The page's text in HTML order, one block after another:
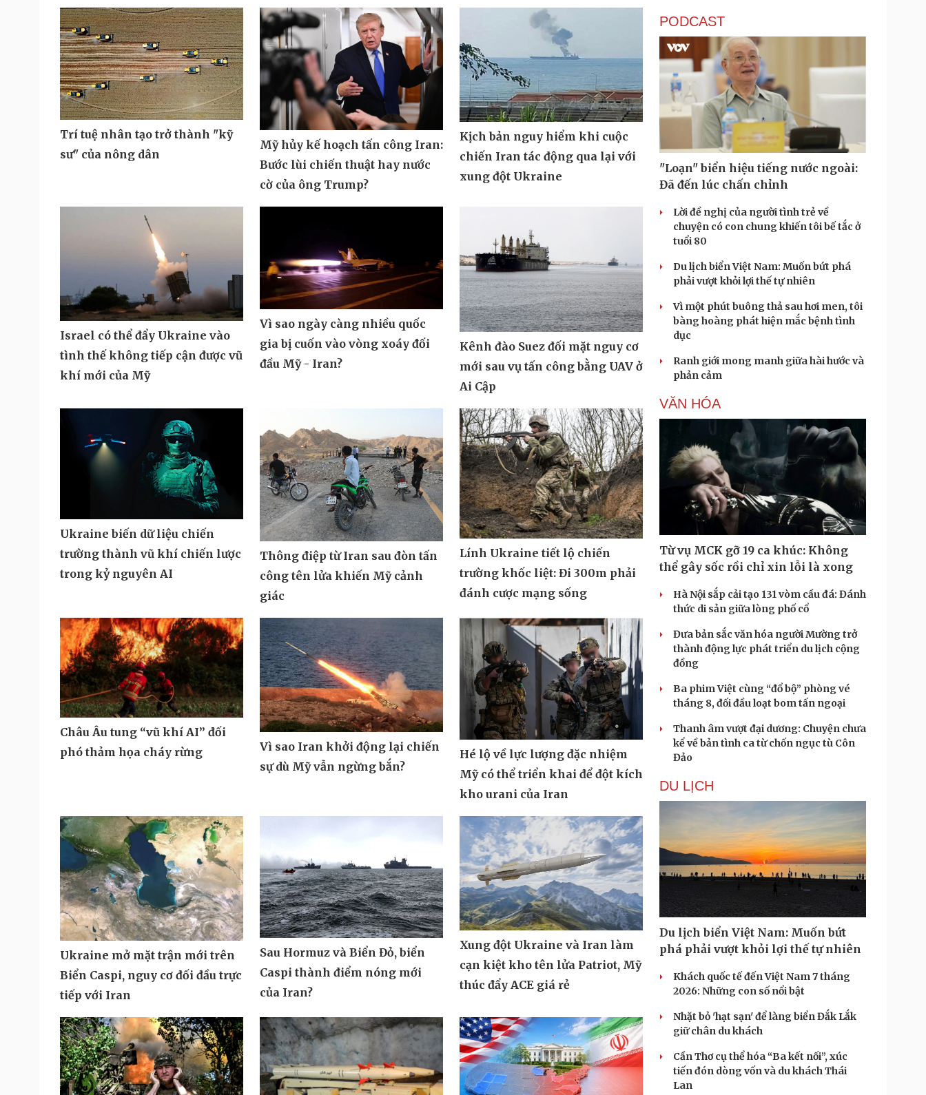
Trí tuệ nhân tạo trở thành "kỹ
sư" của nông dân
Mỹ hủy kế hoạch tấn công Iran:
Bước lùi chiến thuật hay nước
cờ của ông Trump?
Kịch bản nguy hiểm khi cuộc
chiến Iran tác động qua lại với
xung đột Ukraine
Israel có thể đẩy Ukraine vào
tình thế không tiếp cận được vũ
khí mới của Mỹ
Vì sao ngày càng nhiều quốc
gia bị cuốn vào vòng xoáy đối
đầu Mỹ - Iran?
Kênh đào Suez đối mặt nguy cơ
mới sau vụ tấn công bằng UAV ở
Ai Cập
Ukraine biến dữ liệu chiến
trường thành vũ khí chiến lược
trong kỷ nguyên AI
Thông điệp từ Iran sau đòn tấn
công tên lửa khiến Mỹ cảnh
giác
Lính Ukraine tiết lộ chiến
trường khốc liệt: Đi 300m phải
đánh cược mạng sống
Châu Âu tung “vũ khí AI” đối
phó thảm họa cháy rừng
Vì sao Iran khởi động lại chiến
sự dù Mỹ vẫn ngừng bắn?
Hé lộ về lực lượng đặc nhiệm
Mỹ có thể triển khai để đột kích
kho urani của Iran
Ukraine mở mặt trận mới trên
Biển Caspi, nguy cơ đối đầu trực
tiếp với Iran
Sau Hormuz và Biển Đỏ, biển
Caspi thành điểm nóng mới
của Iran?
Xung đột Ukraine và Iran làm
cạn kiệt kho tên lửa Patriot, Mỹ
thúc đẩy ACE giá rẻ
PODCAST
"Loạn" biển hiệu tiếng nước ngoài:
Đã đến lúc chấn chỉnh
Lời đề nghị của người tình trẻ về
chuyện có con chung khiến tôi bế tắc ở
tuổi 80
Du lịch biển Việt Nam: Muốn bứt phá
phải vượt khỏi lợi thế tự nhiên
Vì một phút buông thả sau hơi men, tôi
bàng hoàng phát hiện mắc bệnh tình
dục
Ranh giới mong manh giữa hài hước và
phản cảm
VĂN HÓA
Từ vụ MCK gỡ 19 ca khúc: Không
thể gây sốc rồi chỉ xin lỗi là xong
Hà Nội sắp cải tạo 131 vòm cầu đá: Đánh
thức di sản giữa lòng phố cổ
Đưa bản sắc văn hóa người Mường trở
thành động lực phát triển du lịch cộng
đồng
Ba phim Việt cùng “đổ bộ” phòng vé
tháng 8, đối đầu loạt bom tấn ngoại
Thanh âm vượt đại dương: Chuyện chưa
kể về bản tình ca từ chốn ngục tù Côn
Đảo
DU LỊCH
Du lịch biển Việt Nam: Muốn bứt
phá phải vượt khỏi lợi thế tự nhiên
Khách quốc tế đến Việt Nam 7 tháng
2026: Những con số nổi bật
Nhặt bỏ 'hạt sạn' để làng biển Đắk Lắk
giữ chân du khách
Cần Thơ cụ thể hóa “Ba kết nối”, xúc
tiến đón dòng vốn và du khách Thái
Lan